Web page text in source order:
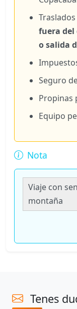
fuera del
o salida
Seguro
Propinas
Equipo
Nota
Viaje con
montaña
Tenes